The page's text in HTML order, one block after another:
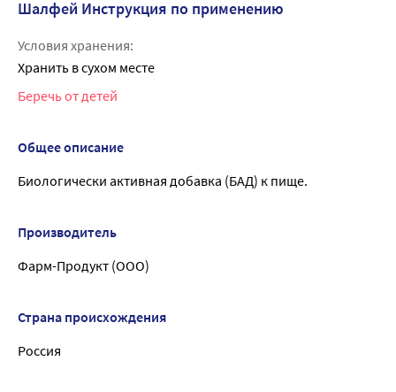
Шалфей Инструкция по применению
Условия хранения:
Хранить в сухом месте
Беречь от детей
Общее описание
Биологически активная добавка (БАД) к пище.
Производитель
Фарм-Продукт (ООО)
Страна происхождения
Россия